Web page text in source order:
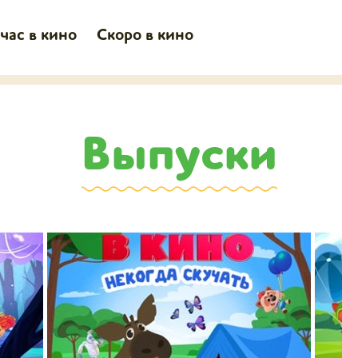
в кино Скоро в кино
Выпуски